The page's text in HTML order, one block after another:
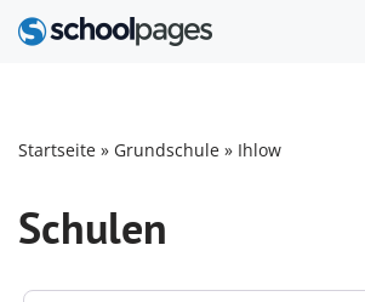
Startseite » Grundschule » Ihlow
Schulen